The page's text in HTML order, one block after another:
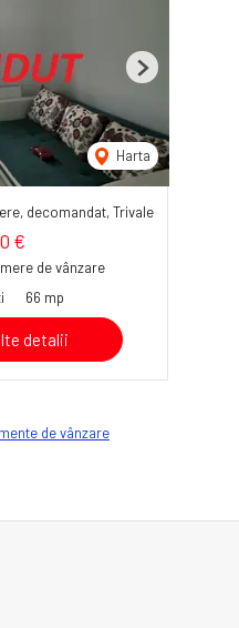
Harta
Next
decomandat, Trivale
€
de vânzare
66 mp
detalii
de vânzare